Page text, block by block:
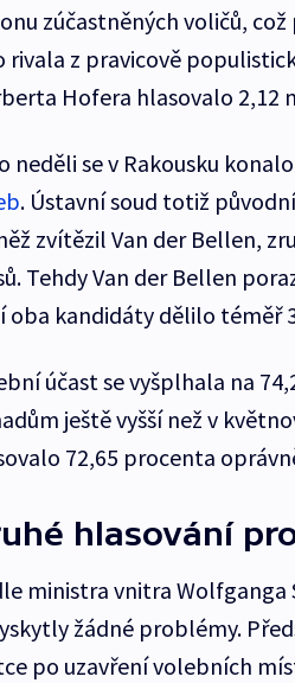
zúčastněných voličů,
rivala z pravicově
Hofera hlasovalo 2,12
neděli se v Rakousku
. Ústavní soud totiž
zvítězil Van der Bellen,
Tehdy Van der Bellen
oba kandidáty dělilo téměř
účast se vyšplhala na
ještě vyšší než v
72,65 procenta
hlasování
ministra vnitra
žádné problémy.
po uzavření volebních